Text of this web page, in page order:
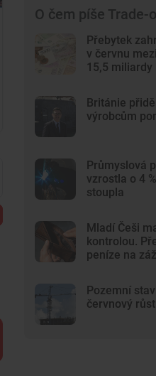
O čem píše Trade-
Přebytek
v červnu
15,5 miliardy
Británie
výrobcům
Průmyslová
vzrostla o 4
stoupla
Mladí Češi
kontrolou.
peníze na
Pozemní
červnový růst